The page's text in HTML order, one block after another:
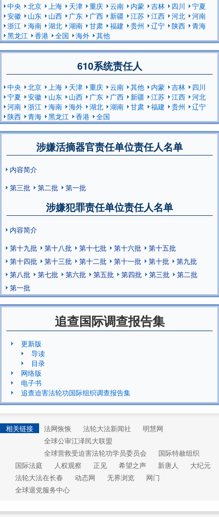
中央 北京 上海 天津 重庆 云南 内蒙 吉林 四川
宁夏
安徽
山东 山西 广东 广西 新疆 江苏 江西 河北
河南
浙江
海南 湖北 湖南 甘肃 福建 贵州 辽宁 陕西
青海
黑龙江
香港 全国 海外 其他
610系统责任人
中央 北京 上海 天津 重庆 云南 其他 内蒙 吉林
四川
宁夏
安徽 山东 山西 广东 广西 新疆 江苏 江西
河北
河南
浙江 海南 海外 湖北 湖南 甘肃 福建 贵州
辽宁
陕西
青海 黑龙江 香港 全国
涉嫌活摘器官责任单位责任人名单
内容简介
第三批
第二批 第一批
涉嫌犯罪责任单位责任人名单
内容简介
第十九批
第十八批 第十七批 第十六批
第十五批
第十四批
第十三批 第十二批 第十一批 第十批
第九批
第八批
第七批 第六批 第五批 第四批 第三批
第二批
第一批
追查国际调查报告集
更新版
导读
目录
网络版
电子书
追查迫害法轮功国际组织调查报告集
相关链接 法网恢恢 法轮大法新闻社
明慧网
全球公审江泽民大联盟
全球营救受迫害法轮功学员委员会
国际特赦组织
国际法庭
人权观察 正见 希望之声 新唐人
大纪元
法轮大法在长春
动态网 无界浏览
网门
全球退党服务中心